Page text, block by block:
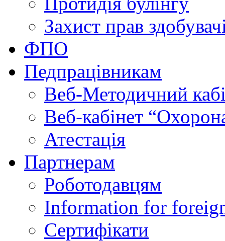
Захист прав
ФПО
Педпрацівникам
Веб-Методичний
Веб-кабінет
Атестація
Партнерам
Роботодавцям
Information for
Сертифікати